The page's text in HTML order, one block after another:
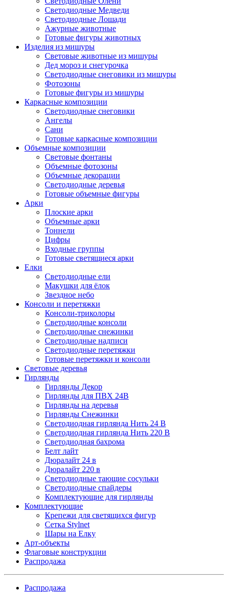
Светодиодные Медведи
Светодиодные Лошади
Ажурные животные
Готовые фигуры животных
Изделия из мишуры
Световые животные из мишуры
Дед мороз и снегурочка
Светодиодные снеговики из мишуры
Фотозоны
Готовые фигуры из мишуры
Каркасные композиции
Светодиодные снеговики
Ангелы
Сани
Готовые каркасные композиции
Объемные композиции
Световые фонтаны
Объемные фотозоны
Объемные декорации
Светодиодные деревья
Готовые объемные фигуры
Арки
Плоские арки
Объемные арки
Тоннели
Цифры
Входные группы
Готовые светящиеся арки
Елки
Светодиодные ели
Макушки для ёлок
Звездное небо
Консоли и перетяжки
Консоли-триколоры
Светодиодные консоли
Светодиодные снежинки
Светодиодные надписи
Светодиодные перетяжки
Готовые перетяжки и консоли
Световые деревья
Гирлянды
Гирлянды Декор
Гирлянды для ПВХ 24В
Гирлянды на деревья
Гирлянды Снежинки
Светодиодная гирлянда Нить 24 В
Светодиодная гирлянда Нить 220 В
Светодиодная бахрома
Белт лайт
Дюралайт 24 в
Дюралайт 220 в
Светодиодные тающие сосульки
Светодиодные спайдеры
Комплектующие для гирлянды
Комплектующие
Крепежи для светящихся фигур
Сетка Stylnet
Шары на Елку
Арт-объекты
Флаговые конструкции
Распродажа
Распродажа